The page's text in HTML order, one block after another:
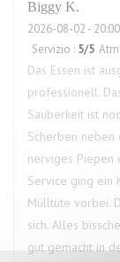
Biggy K
2026-08-02 -
Servizio : 5/5
Das Essen ist
professionell.
Sauberkeit ist
Scherben neben
nerviges Piepen
Service ging ein
Mülltüte vorbei.
sich. Alles
gut gemacht in